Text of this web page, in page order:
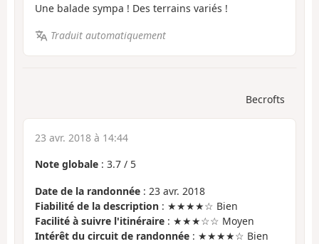
Une balade sympa ! Des terrains variés !
Traduit automatiquement
Becrofts
23 avr. 2018 à 14:44
Note globale : 3.7 / 5
Date de la randonnée : 23 avr. 2018
Fiabilité de la description : ★★★★☆ Bien
Facilité à suivre l'itinéraire : ★★★☆☆ Moyen
Intérêt du circuit de randonnée : ★★★★☆ Bien